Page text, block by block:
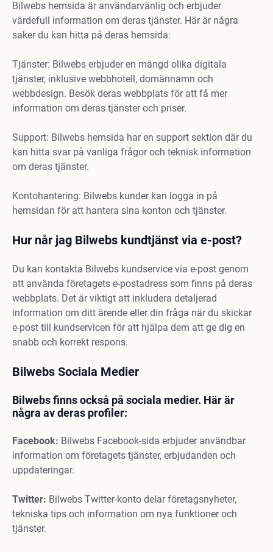
Bilwebs hemsida är användarvänlig och erbjuder
värdefull information om deras tjänster. Här är några
saker du kan hitta på deras hemsida:
Tjänster: Bilwebs erbjuder en mängd olika digitala
tjänster, inklusive webbhotell, domännamn och
webbdesign. Besök deras webbplats för att få mer
information om deras tjänster och priser.
Support: Bilwebs hemsida har en support sektion där du
kan hitta svar på vanliga frågor och teknisk information
om deras tjänster.
Kontohantering: Bilwebs kunder kan logga in på
hemsidan för att hantera sina konton och tjänster.
Hur når jag Bilwebs kundtjänst via e-post?
Du kan kontakta Bilwebs kundservice via e-post genom
att använda företagets e-postadress som finns på deras
webbplats. Det är viktigt att inkludera detaljerad
information om ditt ärende eller din fråga när du skickar
e-post till kundservicen för att hjälpa dem att ge dig en
snabb och korrekt respons.
Bilwebs Sociala Medier
Bilwebs finns också på sociala medier. Här är
några av deras profiler:
Facebook: Bilwebs Facebook-sida erbjuder användbar
information om företagets tjänster, erbjudanden och
uppdateringar.
Twitter: Bilwebs Twitter-konto delar företagsnyheter,
tekniska tips och information om nya funktioner och
tjänster.